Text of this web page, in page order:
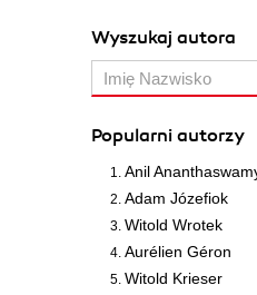
Wyszukaj autora
Popularni autorzy
Anil
Adam Józefiok
Witold Wrotek
Aurélien Géron
Witold Krieser